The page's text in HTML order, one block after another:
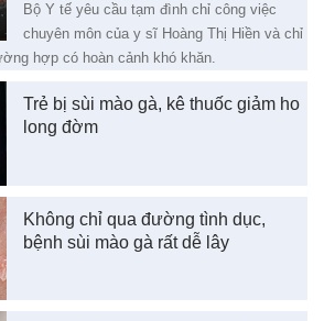
Bộ Y tế yêu cầu tạm đình chỉ công việc
chuyên môn của y sĩ Hoàng Thị Hiền và chỉ
hợp có hoàn cảnh khó khăn.
Trẻ bị sùi mào gà, kê thuốc giảm ho
long đờm
Không chỉ qua đường tình dục,
bệnh sùi mào gà rất dễ lây